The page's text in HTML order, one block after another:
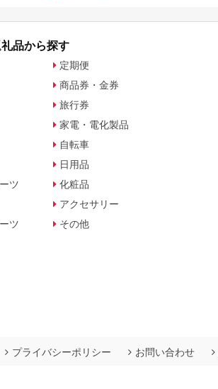
品から探す
ツ
ツ
定期便
商品券・金券
旅行券
家電・電化製品
自転車
日用品
化粧品
アクセサリー
その他
プライバシーポリシー お問い合わせ